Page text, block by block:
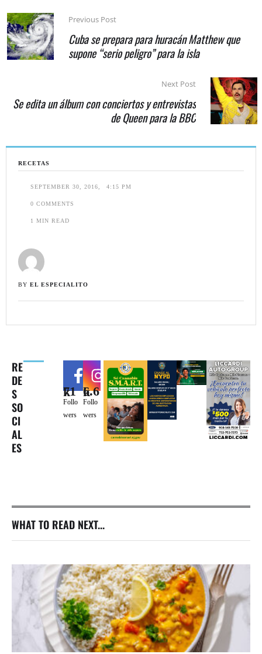
RECETAS
SEPTEMBER 30, 2016, 4:15 PM
0 COMMENTS
1 MIN READ
BY EL ESPECIALITO
RE
DE
S
SO
CI
AL
ES
71k
Follo
wers
6.6k
Follo
wers
Previous Post
Cuba se prepara para huracán Matthew que
supone “serio peligro” para la isla
Next Post
Se edita un álbum con conciertos y entrevistas
de Queen para la BBC
WHAT TO READ NEXT...